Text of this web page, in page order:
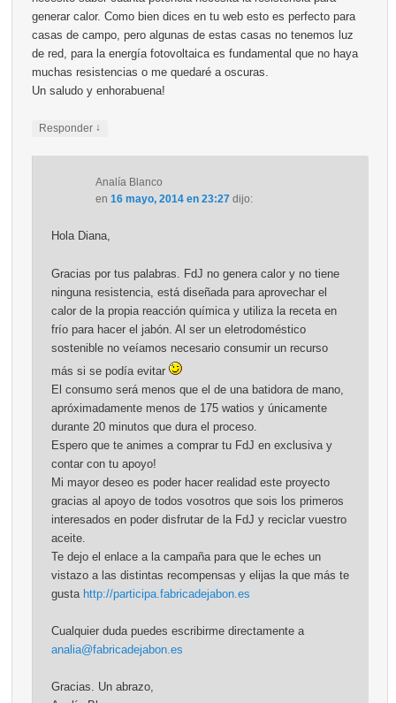
generar calor. Como bien dices en tu web esto es perfecto para
casas de campo, pero algunas de estas casas no tenemos luz
de red, para la energía fotovoltaica es fundamental que no haya
muchas resistencias o me quedaré a oscuras.
Un saludo y enhorabuena!
Responder ↓
Analía Blanco
en 16 mayo, 2014 en 23:27 dijo:
Hola Diana,
Gracias por tus palabras. FdJ no genera calor y no tiene
ninguna resistencia, está diseñada para aprovechar el
calor de la propia reacción química y utiliza la receta en
frío para hacer el jabón. Al ser un eletrodoméstico
sostenible no veíamos necesario consumir un recurso
más si se podía evitar
El consumo será menos que el de una batidora de mano,
apróximadamente menos de 175 watios y únicamente
durante 20 minutos que dura el proceso.
Espero que te animes a comprar tu FdJ en exclusiva y
contar con tu apoyo!
Mi mayor deseo es poder hacer realidad este proyecto
gracias al apoyo de todos vosotros que sois los primeros
interesados en poder disfrutar de la FdJ y reciclar vuestro
aceite.
Te dejo el enlace a la campaña para que le eches un
vistazo a las distintas recompensas y elijas la que más te
gusta http://participa.fabricadejabon.es
Cualquier duda puedes escribirme directamente a
analia@fabricadejabon.es
Gracias. Un abrazo,